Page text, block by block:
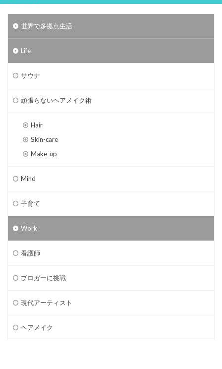
世界で多拠点生活
Life
サウナ
頑張らないヘアメイク術
Hair
Skin-care
Make-up
Mind
子育て
Work
看護師
ブロガーに挑戦
現代アーティスト
ヘアメイク